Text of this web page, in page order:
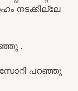
നടക്കില്ലേ
.
സോറി പറഞ്ഞു